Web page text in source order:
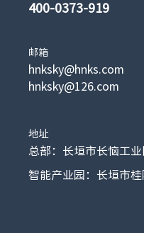
400-0373-919
邮箱
hnksky@hnks.com
hnksky@126.com
地址
总部：长垣市长恼工
智能产业园：长垣市